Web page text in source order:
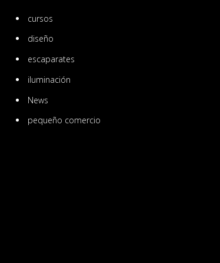
cursos
diseño
escaparates
iluminación
News
pequeño comercio